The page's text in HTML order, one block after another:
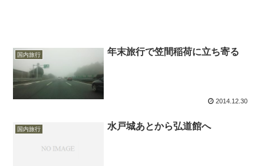
国内旅行 年末旅行で笠間稲荷に立ち寄る
2014.12.30
国内旅行 水戸城あとから弘道館へ